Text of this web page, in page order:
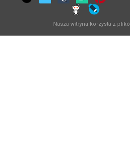
Nasza witryna korzysta z